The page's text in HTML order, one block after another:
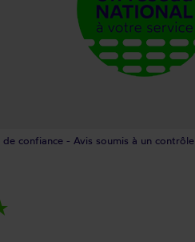
confiance - Avis soumis à un contrôle